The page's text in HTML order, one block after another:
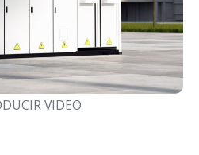
VIDEO